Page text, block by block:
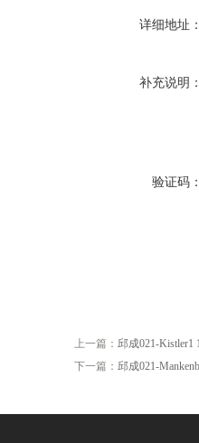
详细地址
补充说明
验证码
上一篇： 邱成021-Kistler1
下一篇： 邱成021-